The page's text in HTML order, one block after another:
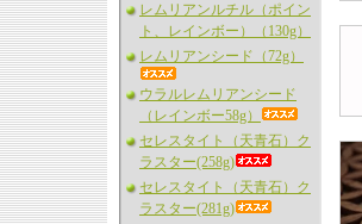
レムリアンルチル（ポイン
ト、レインボー）（130g）
レムリアンシード（72g）
ウラルレムリアンシード
（レインボー58g）
セレスタイト（天青石）ク
ラスター(258g)
セレスタイト（天青石）ク
ラスター(281g)